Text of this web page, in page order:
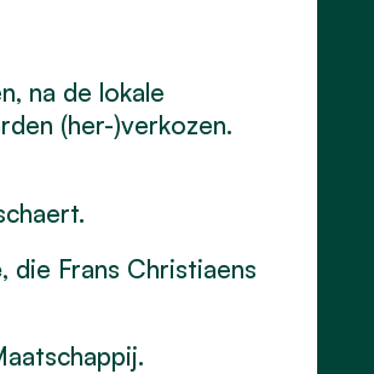
na de lokale
(her-)verkozen.
, die Frans Christiaens